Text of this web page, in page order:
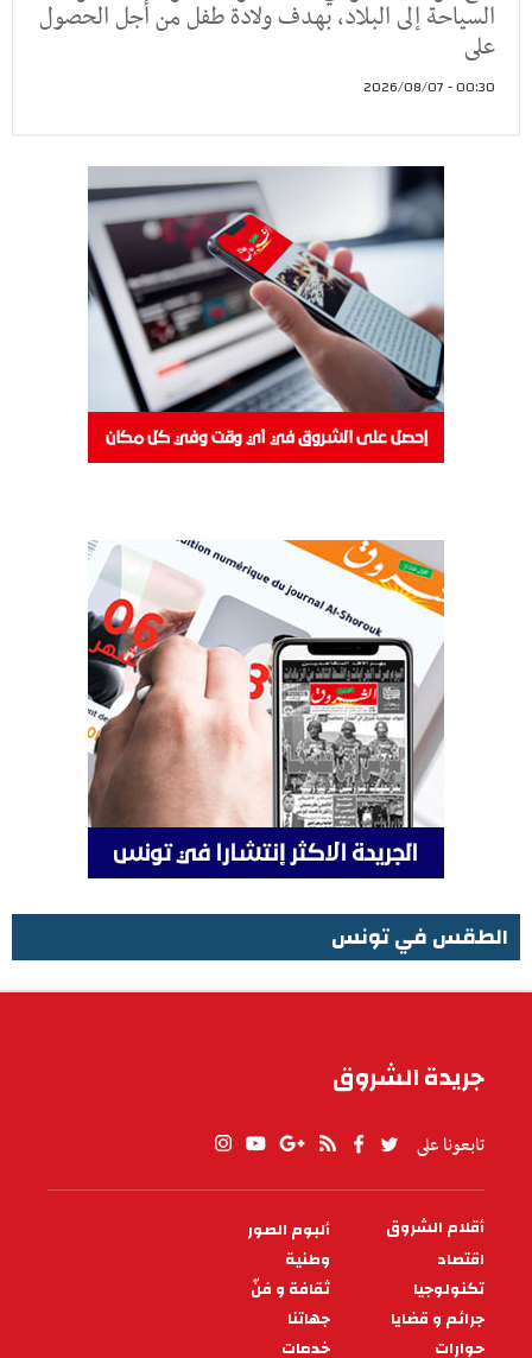
السياحة إلى البلاد، بهدف ولادة طفل من أجل الحصول
على
00:30 - 2026/08/07
الطقس في تونس
جريدة الشروق
تابعونا على
PIED
DE
PAGE
أقلام الشروق
ألبوم الصور
اقتصاد
وطنية
تكنولوجيا
ثقافة و فنّ
جرائم و قضايا
جهاتنا
حوارات
خدمات